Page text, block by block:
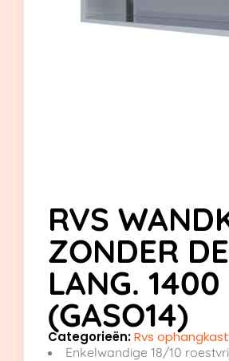
RVS
ZONDER
LANG. 1400
(GASO14)
Categorieën:Rvs
Enkelwandige 18/10